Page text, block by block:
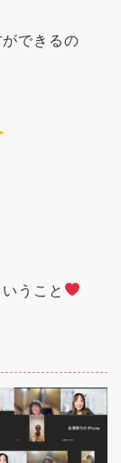
できるの
うこと